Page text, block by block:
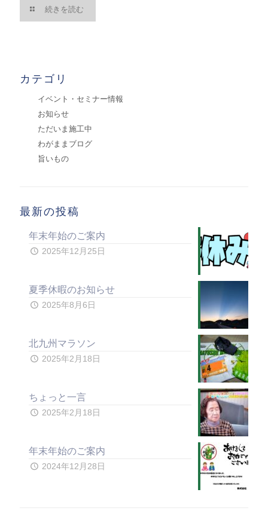
続きを読む
カテゴリ
イベント・セミナー情報
お知らせ
ただいま施工中
わがままブログ
旨いもの
最新の投稿
年末年始のご案内
2025年12月25日
夏季休暇のお知らせ
2025年8月6日
北九州マラソン
2025年2月18日
ちょっと一言
2025年2月18日
年末年始のご案内
2024年12月28日